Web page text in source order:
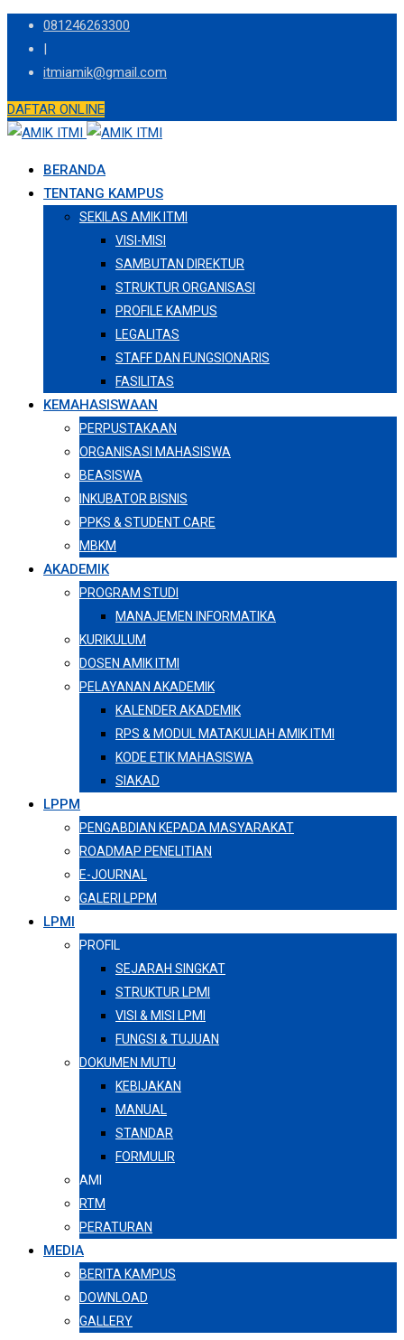
Skip
content
081246263300
|
itmiamik@gmail.com
DAFTAR ONLINE
BERANDA
TENTANG KAMPUS
SEKILAS AMIK ITMI
VISI-MISI
SAMBUTAN DIREKTUR
STRUKTUR ORGANISASI
PROFILE KAMPUS
LEGALITAS
STAFF DAN FUNGSIONARIS
FASILITAS
KEMAHASISWAAN
PERPUSTAKAAN
ORGANISASI MAHASISWA
BEASISWA
INKUBATOR BISNIS
PPKS & STUDENT CARE
MBKM
AKADEMIK
PROGRAM STUDI
MANAJEMEN INFORMATIKA
KURIKULUM
DOSEN AMIK ITMI
PELAYANAN AKADEMIK
KALENDER AKADEMIK
RPS & MODUL MATAKULIAH AMIK ITMI
KODE ETIK MAHASISWA
SIAKAD
LPPM
PENGABDIAN KEPADA MASYARAKAT
ROADMAP PENELITIAN
E-JOURNAL
GALERI LPPM
LPMI
PROFIL
SEJARAH SINGKAT
STRUKTUR LPMI
VISI & MISI LPMI
FUNGSI & TUJUAN
DOKUMEN MUTU
KEBIJAKAN
MANUAL
STANDAR
FORMULIR
AMI
RTM
PERATURAN
MEDIA
BERITA KAMPUS
DOWNLOAD
GALLERY